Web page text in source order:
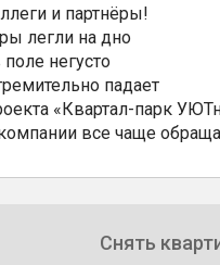
и партнёры!
легли на дно
негусто
падает
«Квартал-парк
все чаще
Снять